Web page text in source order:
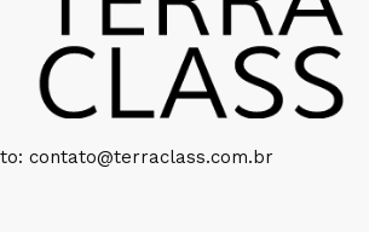
contato@terraclass.com.br